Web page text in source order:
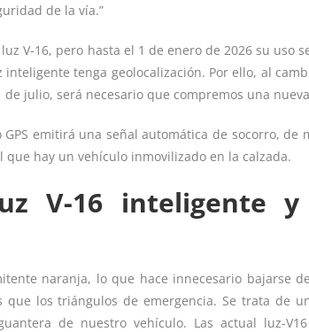
de la vía.”
V-16, pero hasta el 1 de enero de 2026 su uso
tenga geolocalización. Por ello, al
julio, será necesario que compremos una
emitirá una señal automática de socorro, de
hay un vehículo inmovilizado en la calzada.
V-16 inteligente
naranja, lo que hace innecesario bajarse
los triángulos de emergencia. Se trata de
de nuestro vehículo. Las actual luz-